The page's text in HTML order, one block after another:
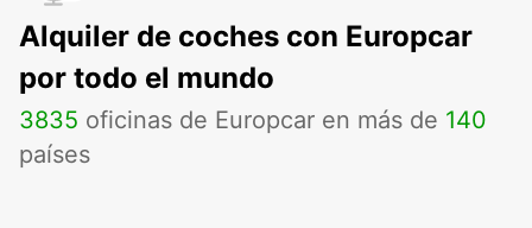
Alquiler de coches con Europcar
por todo el mundo
3835 oficinas de Europcar en más de 140
países